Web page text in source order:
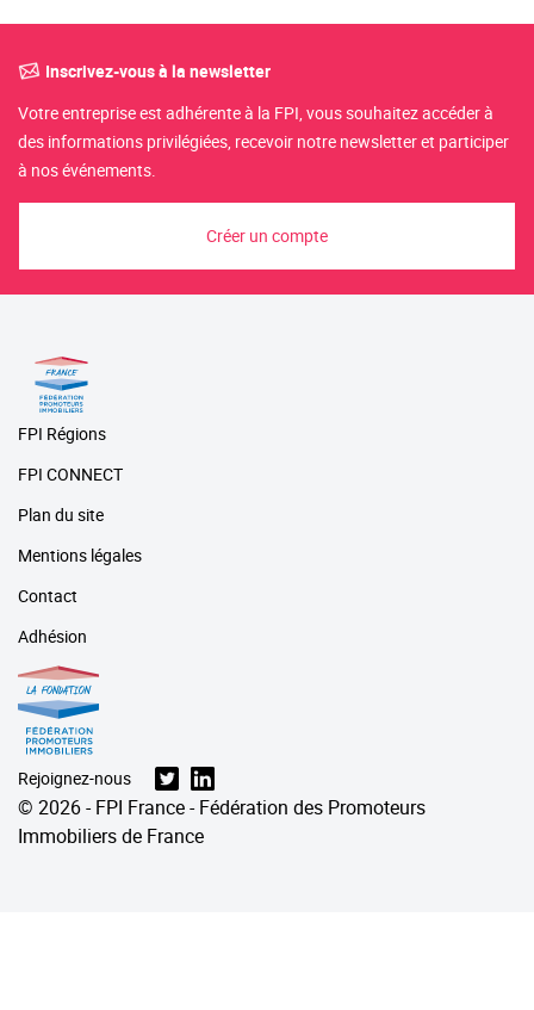
Inscrivez-vous à la newsletter
Votre entreprise est adhérente à la FPI, vous souhaitez accéder à
des informations privilégiées, recevoir notre newsletter et participer
à nos événements.
Créer un compte
FPI Régions
FPI CONNECT
Plan du site
Mentions légales
Contact
Adhésion
Rejoignez-nous
© 2026 - FPI France - Fédération des Promoteurs
Immobiliers de France